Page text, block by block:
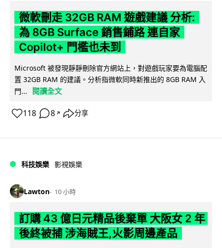
微軟刪走 32GB RAM 遊戲建議 分析:
為 8GB Surface 銷售鋪路 連自家
Copilot+ 門檻也未到
Microsoft 被發現靜靜刪除官方網站上，對遊戲玩家要為電腦配
置 32GB RAM 的建議。分析指微軟同時新推出的 8GB RAM 入
門...
閱讀全文
118 8 ↗ 分享
科技娛樂 影視娛樂
Lawton 10 小時
訂購 43 億日元精品後棄單 大阪女 2 年
後終被捕 涉海賊王,火影周邊產品